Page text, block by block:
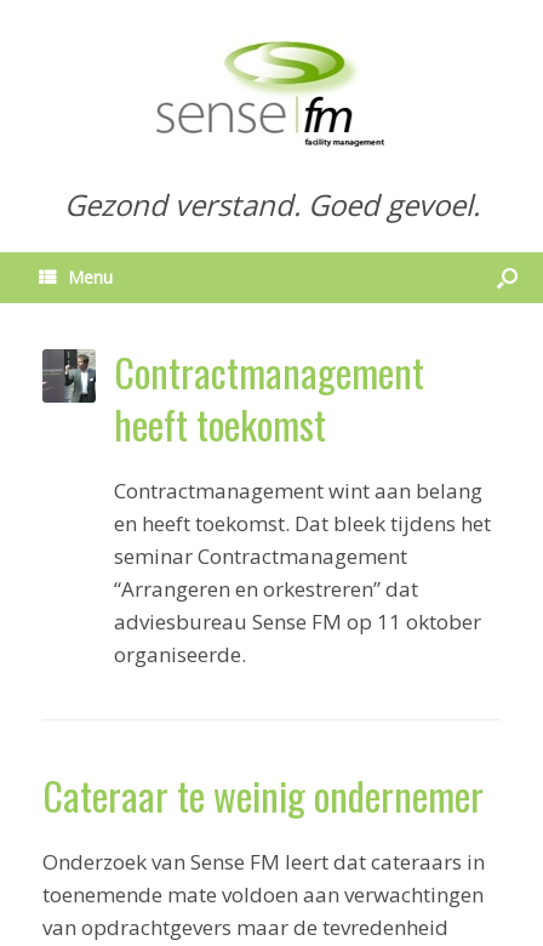
Gezond verstand. Goed gevoel.
Menu
Contractmanagement
heeft toekomst
Contractmanagement wint aan belang
en heeft toekomst. Dat bleek tijdens het
seminar Contractmanagement
“Arrangeren en orkestreren” dat
adviesbureau Sense FM op 11 oktober
organiseerde.
Cateraar te weinig ondernemer
Onderzoek van Sense FM leert dat cateraars in
toenemende mate voldoen aan verwachtingen
van opdrachtgevers maar de tevredenheid